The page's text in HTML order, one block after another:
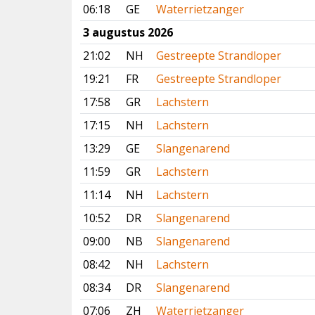
06:18 GE
Waterrietzanger
3 augustus 2026
21:02
NH
Gestreepte Strandloper
19:21
FR
Gestreepte Strandloper
17:58
GR
Lachstern
17:15
NH
Lachstern
13:29
GE
Slangenarend
11:59
GR
Lachstern
11:14
NH
Lachstern
10:52
DR
Slangenarend
09:00
NB
Slangenarend
08:42
NH
Lachstern
08:34
DR
Slangenarend
07:06
ZH Waterrietzanger